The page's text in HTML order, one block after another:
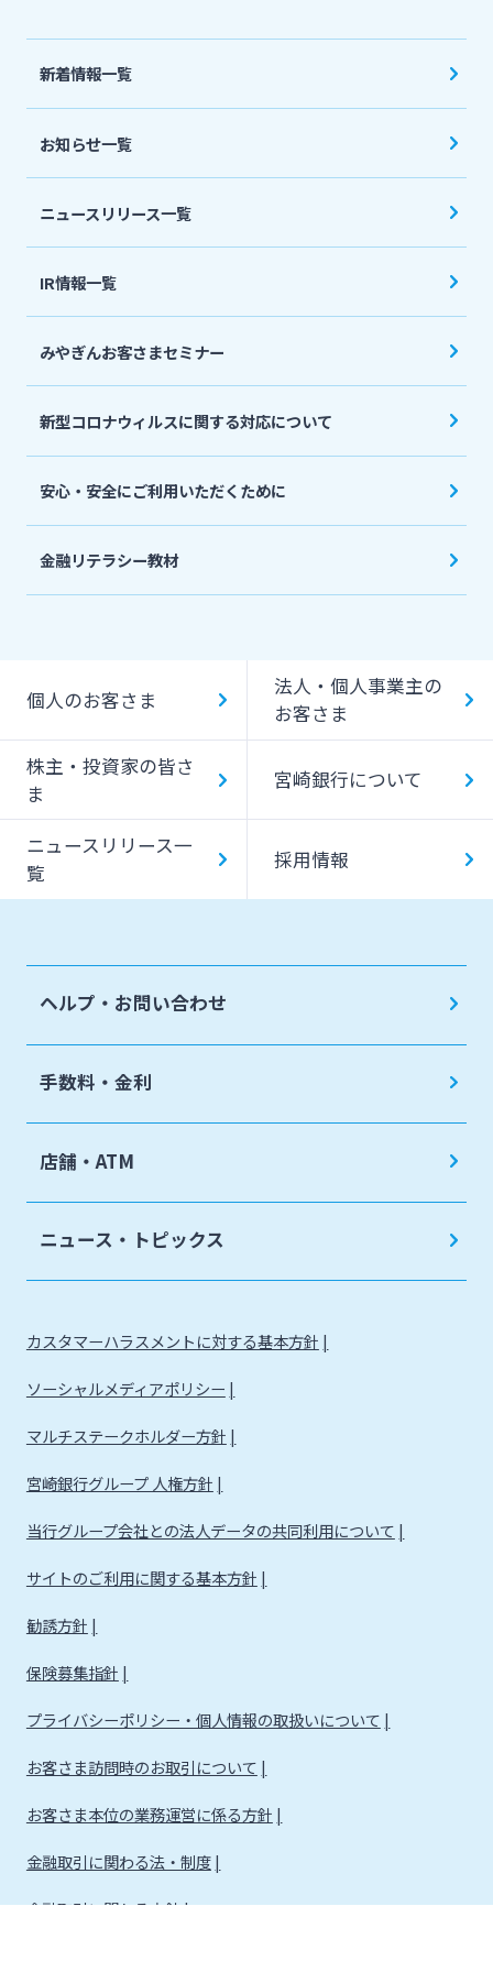
株主・投資家の皆さま
ニュースリリース一覧
採用情報
新着情報一覧
お知らせ一覧
ニュースリリース一覧
IR情報一覧
みやぎんお客さまセミナー
新型コロナウィルスに関する対応について
安心・安全にご利用いただくために
金融リテラシー教材
個人のお客さま
法人・個人事業主の
お客さま
株主・投資家の皆さ
ま
宮崎銀行について
ニュースリリース一
覧
採用情報
ヘルプ・お問い合わせ
手数料・金利
店舗・ATM
ニュース・トピックス
カスタマーハラスメントに対する基本方針
ソーシャルメディアポリシー
マルチステークホルダー方針
宮崎銀行グループ 人権方針
当行グループ会社との法人データの共同利用について
サイトのご利用に関する基本方針
勧誘方針
保険募集指針
プライバシーポリシー・個人情報の取扱いについて
お客さま訪問時のお取引について
お客さま本位の業務運営に係る方針
金融取引に関わる法・制度
金融取引に関わる方針